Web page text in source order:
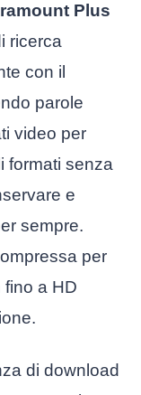
Plus
ricerca
con il
parole
video per
formati senza
e
sempre.
per
fino a HD
di download